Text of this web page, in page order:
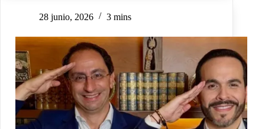
28 junio, 2026 3 mins